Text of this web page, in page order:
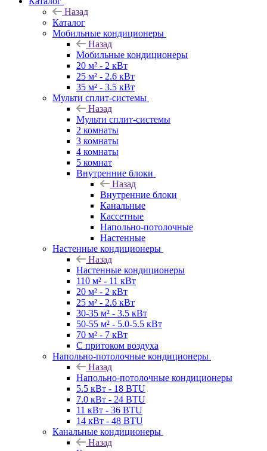
Назад
Каталог
Мобильные кондиционеры
Назад
Мобильные кондиционеры
20 м² - 2 кВт
25 м² - 2.6 кВт
35 м² - 3.5 кВт
Мульти сплит-системы
Назад
Мульти сплит-системы
2 комнаты
3 комнаты
4 комнаты
5 комнат
Внутренние блоки
Назад
Внутренние блоки
Канальные
Кассетные
Напольно-потолочные
Настенные
Настенные кондиционеры
Назад
Настенные кондиционеры
110 м² - 11 кВт
20 м² - 2 кВт
25 м² - 2.6 кВт
30-35 м² - 3.5 кВт
50-55 м² - 5.0-5.5 кВт
70 м² - 7 кВт
С притоком воздуха
Напольно-потолочные кондиционеры
Назад
Напольно-потолочные кондиционеры
5.5 кВт - 18 BTU
7.0 кВт - 24 BTU
11 кВт - 36 BTU
14 кВт - 48 BTU
Канальные кондиционеры
Назад